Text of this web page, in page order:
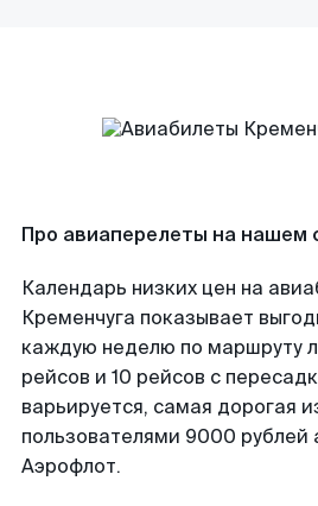
Про авиаперелеты на нашем
Календарь низких цен на
Кременчуга показывает
каждую неделю по маршруту
рейсов и 10 рейсов с
варьируется, самая дорогая
пользователями 9000 рублей
Аэрофлот.